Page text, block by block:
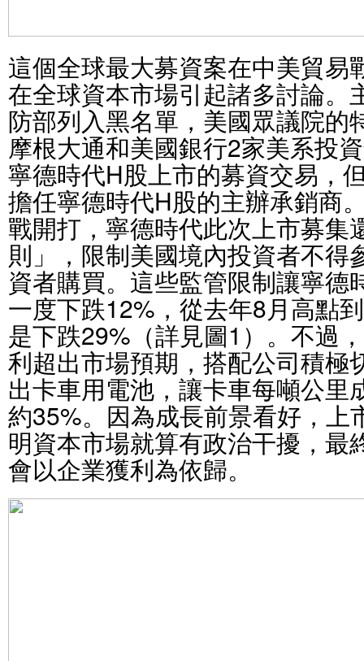
這個全球最大募資案在中美貿易
在全球資本市場引起諸多討論。
防部列入黑名單，美國眾議院的
摩根大通和美國銀行2家美系投
寧德時代H股上市的募資交易，
擔任寧德時代H股的主辦承銷商
戰開打，寧德時代此次上市募集
則」，限制美國境內投資者不得
資者購買。這些監管限制讓寧德
一度下跌12%，從去年8月高點
是下跌29%（詳見圖1）。不過
利超出市場預期，搭配公司積極
出卡車用電池，讓卡車每噸公里
約35%。因為成長前景看好，上
明資本市場就算有政治干擾，最
會以企業獲利為依歸。